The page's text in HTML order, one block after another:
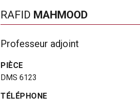
RAFID MAHMOOD
Professeur adjoint
PIÈCE
DMS 6123
TÉLÉPHONE